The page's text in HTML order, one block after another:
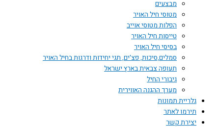
מבצעים
מטוסי חיל האויר
הפלות מטוסי אוייב
טייסות חיל האויר
בסיסי חיל האויר
סמלים,סיכות, פצ'ים, תגי יחידות ודרגות בחיל האויר
תעופה צבאית בארץ ישראל
גיבורי החיל
מערך ההגנה האווירית
גלריית תמונות
תירמו לאתר
יצירת קשר